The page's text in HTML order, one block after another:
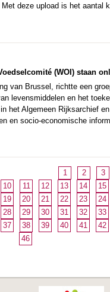
deze upload is het aantal
(WOI) staan
van Brussel, richtte een
levensmiddelen en het
het Algemeen Rijksarchief
en socio-economische
1 2 3
10
11 12 13 14 15
19
20 21 22 23 24
28
29 30 31 32 33
37
38 39 40 41 42
46